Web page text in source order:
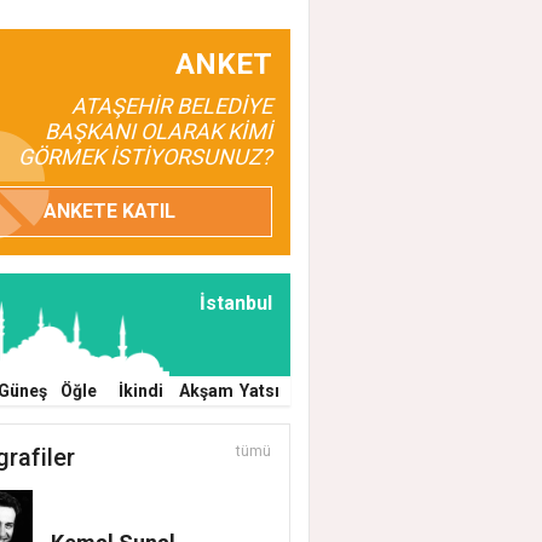
Vekilleri Kent Lokantası'nda
ANKET
ATAŞEHİR BELEDİYE
BAŞKANI OLARAK KİMİ
GÖRMEK İSTİYORSUNUZ?
ANKETE KATIL
İstanbul
Güneş Öğle İkindi Akşam Yatsı
tümü